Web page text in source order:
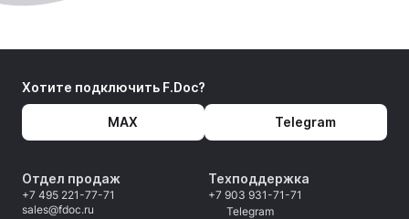
Хотите подключить F.Doc?
MAX Telegram
Отдел продаж
+7 495 221-77-71
sales@fdoc.ru
Техподдержка
+7 903 931-71-71
Telegram